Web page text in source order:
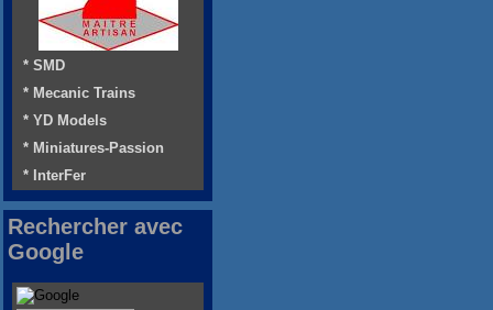
* SMD
* Mecanic Trains
* YD Models
* Miniatures-Passion
* InterFer
Rechercher avec
Google